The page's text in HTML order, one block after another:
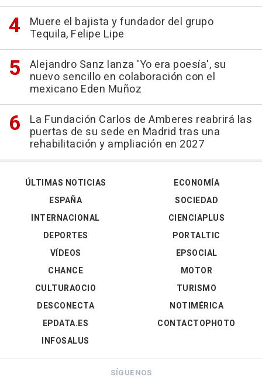
Muere el bajista y fundador del grupo
Tequila, Felipe Lipe
Alejandro Sanz lanza 'Yo era poesía', su
nuevo sencillo en colaboración con el
mexicano Eden Muñoz
La Fundación Carlos de Amberes reabrirá las
puertas de su sede en Madrid tras una
rehabilitación y ampliación en 2027
ÚLTIMAS NOTICIAS
ESPAÑA
INTERNACIONAL
DEPORTES
VÍDEOS
ECONOMÍA
SOCIEDAD
CIENCIAPLUS
PORTALTIC
EPSOCIAL
CHANCE
CULTURAOCIO
DESCONECTA
EPDATA.ES
INFOSALUS
MOTOR
TURISMO
NOTIMÉRICA
CONTACTOPHOTO
SÍGUENOS